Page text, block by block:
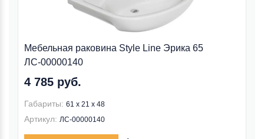
Мебельная раковина Style Line Эрика 65
ЛС-00000140
4 785 руб.
Габариты: 61 x 21 x 48
Артикул: ЛС-00000140